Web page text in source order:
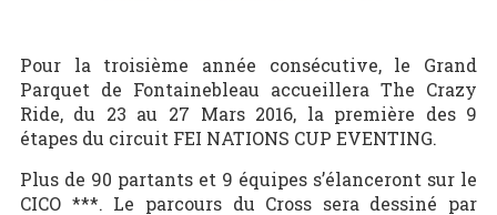
Pour la troisième année consécutive, le Grand
Parquet de Fontainebleau accueillera The Crazy
Ride, du 23 au 27 Mars 2016, la première des 9
étapes du circuit FEI NATIONS CUP EVENTING.
Plus de 90 partants et 9 équipes s’élanceront sur le
CICO ***. Le parcours du Cross sera dessiné par